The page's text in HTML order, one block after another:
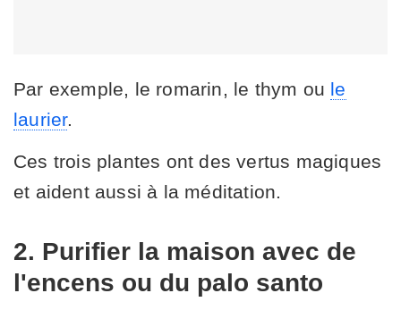
Par exemple, le romarin, le thym ou le
laurier.
Ces trois plantes ont des vertus magiques
et aident aussi à la méditation.
2. Purifier la maison avec de
l'encens ou du palo santo